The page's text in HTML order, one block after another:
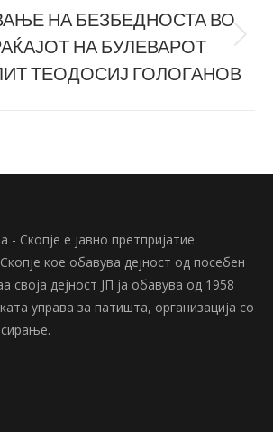
Next
post:
НА БЕЗБЕДНОСТА ВО
НА БУЛЕВАРОТ
ТЕОДОСИЈ ГОЛОГАНОВ
- Скопје е јавно претпријатие
кое обавува дејност од посебен
своја дејност ЈП ја обавува од 1958
управа за патишта, организација со